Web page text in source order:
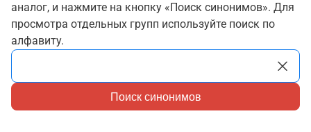
аналог, и нажмите на кнопку «Поиск синонимов». Для
просмотра отдельных групп используйте поиск по
алфавиту.
Поиск синонимов